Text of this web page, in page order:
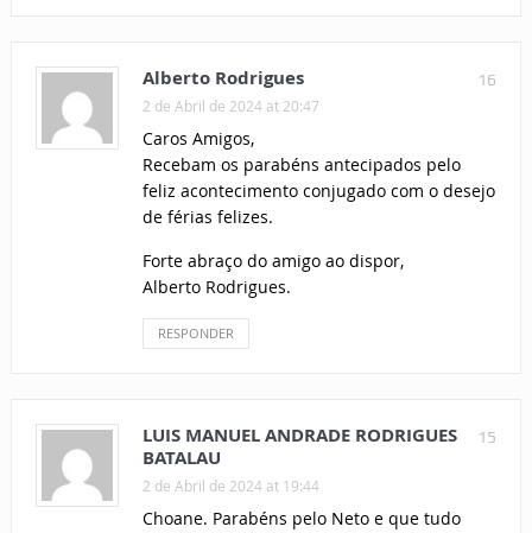
16
Alberto Rodrigues
2 de Abril de 2024 at 20:47
Caros Amigos,
Recebam os parabéns antecipados pelo
feliz acontecimento conjugado com o desejo
de férias felizes.
Forte abraço do amigo ao dispor,
Alberto Rodrigues.
RESPONDER
15
LUIS MANUEL ANDRADE RODRIGUES
BATALAU
2 de Abril de 2024 at 19:44
Choane. Parabéns pelo Neto e que tudo